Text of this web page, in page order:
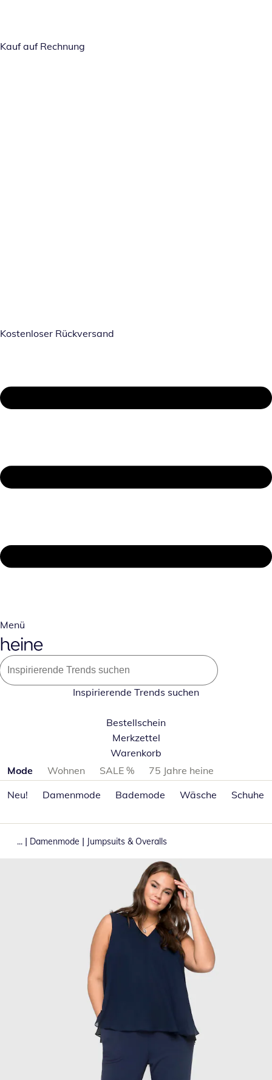
Kauf auf Rechnung
Kostenloser Rückversand
Menü
Inspirierende Trends suchen
Bestellschein
Merkzettel
Warenkorb
Produktkategorien überspringen
Mode Wohnen SALE %
75 Jahre heine
Neu!
Damenmode Bademode Wäsche Schuhe
... | Damenmode | Jumpsuits & Overalls